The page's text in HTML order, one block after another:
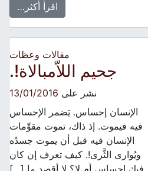
اقرأ أكثر…
مقالات وعظات
جحيم اللاّمبالاة!.
نشر على13/01/2016
الإنسان إحساس. يَضمر الإحساس
فيه فيموت. إذ ذاك، تموت مقوِّمات
الإنسان فيه قبل أن يموت جسدُه
ويُوارى الثَّرى!. كيف تعرف إن كان